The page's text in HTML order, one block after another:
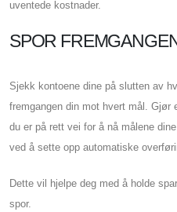
uventede kostnader.
SPOR
Sjekk kontoene dine på slutten av
fremgangen din mot hvert mål. Gjør
du er på rett vei for å nå målene
ved å sette opp automatiske
Dette vil hjelpe deg med å holde
spor.